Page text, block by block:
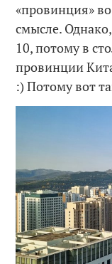
«провинция»
смысле.
10, потому в
провинции
:) Потому вот